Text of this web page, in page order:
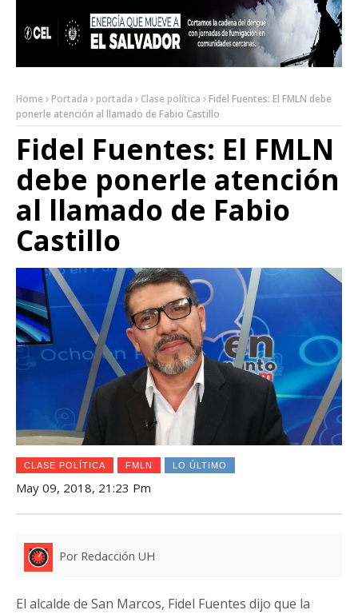
Home Portada portada Clase política
Fidel Fuentes: El FMLN debe
ponerle atención al llamado de Fabio Castillo
Fidel Fuentes: El FMLN
debe ponerle atención
al llamado de Fabio
Castillo
CLASE POLÍTICA FMLN LO ÚLTIMO
May 09, 2018, 21:23 Pm
Por Redacción UH
El alcalde de San Marcos, Fidel Fuentes dijo que la